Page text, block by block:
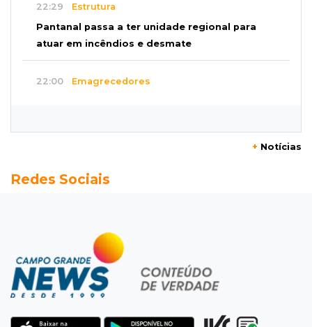
22:29 Estrutura
Pantanal passa a ter unidade regional para
atuar em incêndios e desmate
22:00 Emagrecedores
Granizo danifica telhados e plantações
Agregado
Inter perde para o Corinthians mas avança às
quartas da Copa do Brasil
+ Notícias
Redes Sociais